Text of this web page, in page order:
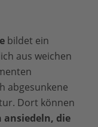
bildet ein
aus weichen
abgesunkene
Dort können
ansiedeln, die